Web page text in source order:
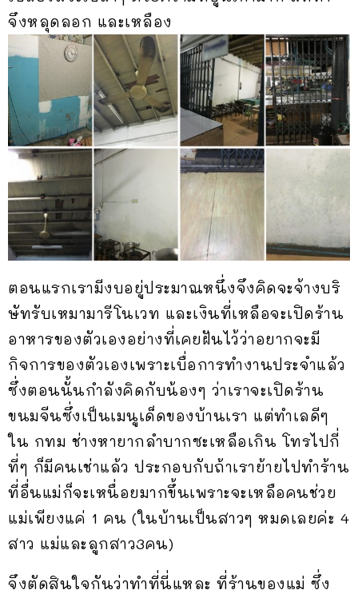
จึงหลุดลอก และเหลือง
ตอนแรกเรามีงบอยู่ประมาณหนึ่งจึงคิดจะจ้างบริ
ษัทรับเหมามารีโนเวท และเงินที่เหลือจะเปิดร้าน
อาหารของตัวเองอย่างที่เคยฝันไว้ว่าอยากจะมี
กิจการของตัวเองเพราะเบื่อการทำงานประจำแล้ว
ซึ่งตอนนั้นกำลังคิดกับน้องๆ ว่าเราจะเปิดร้าน
ขนมจีนซึ่งเป็นเมนูเด็ดของบ้านเรา แต่ทำเลดีๆ
ใน กทม ช่างหายากลำบากซะเหลือเกิน โทรไปกี่
ที่ๆ ก็มีคนเช่าแล้ว ประกอบกับถ้าเราย้ายไปทำร้าน
ที่อื่นแม่ก็จะเหนื่อยมากขึ้นเพราะจะเหลือคนช่วย
แม่เพียงแค่ 1 คน (ในบ้านเป็นสาวๆ หมดเลยค่ะ 4
สาว แม่และลูกสาว3คน)
จึงตัดสินใจกันว่าทำที่นี่แหละ ที่ร้านของแม่ ซึ่ง